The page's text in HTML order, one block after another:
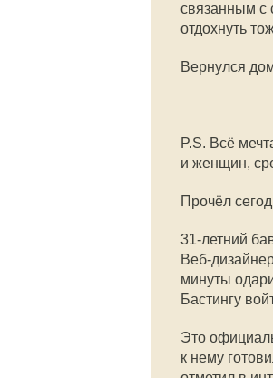
связанным с
отдохнуть
Вернулся
P.S. Всё
и женщин,
Прочёл
31-летний
Веб-
минуты
Бастингу
Это
к нему